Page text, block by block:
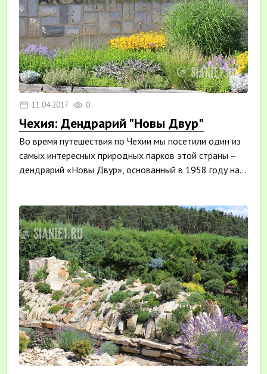
11.04.2017 0
Чехия: Дендрарий "Новы Двур"
Во время путешествия по Чехии мы посетили один из
самых интересных природных парков этой страны –
дендрарий «Новы Двур», основанный в 1958 году на...